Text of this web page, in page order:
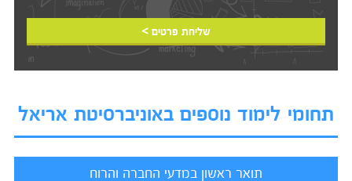
שליחת פרטים >
תחומי לימוד נוספים באוניברסיטת אריאל
תואר ראשון במדעי החברה והרוח